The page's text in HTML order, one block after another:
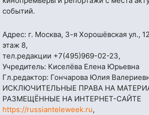
событий.
Адрес: г. Москва, 3-я Хорошёвская ул.,
этаж 8,
тел.редакции +7(495)969-02-23,
Учредитель: Киселёва Елена Юрьевна
Гл.редактор: Гончарова Юлия
ИСКЛЮЧИТЕЛЬНЫЕ ПРАВА НА
РАЗМЕЩЁННЫЕ НА ИНТЕРНЕТ-САЙТЕ
https://russianteleweek.ru,